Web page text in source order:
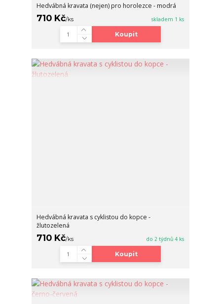
Hedvábná kravata (nejen) pro horolezce - modrá
710 Kč/ks skladem 1 ks
Koupit
Hedvábná kravata s cyklistou do kopce -
žlutozelená
710 Kč/ks do 2 týdnů 4 ks
Koupit